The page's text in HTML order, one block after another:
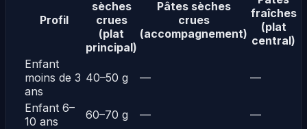
Profil
sèches
crues
(plat
principal)
Pâtes sèches
crues
(accompagnement)
fraîches
(plat
central)
Enfant
moins de 3
ans
40–50 g — —
Enfant 6–
10 ans
60–70 g — —